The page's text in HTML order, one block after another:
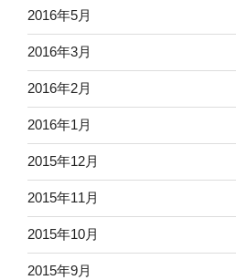
2016年5月
2016年3月
2016年2月
2016年1月
2015年12月
2015年11月
2015年10月
2015年9月